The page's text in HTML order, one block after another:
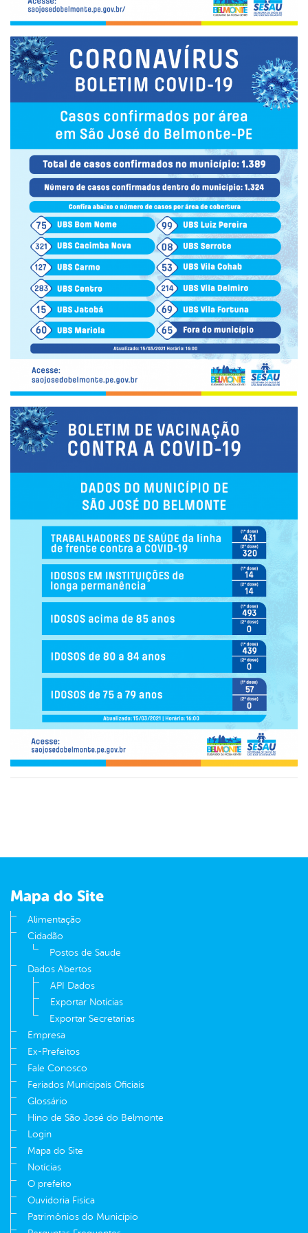
Mapa do Site
Alimentação
Cidadão
Postos de Saude
Dados Abertos
API Dados
Exportar Notícias
Exportar Secretarias
Empresa
Ex-Prefeitos
Fale Conosco
Feriados Municipais Oficiais
Glossário
Hino de São José do Belmonte
Login
Mapa do Site
Notícias
O prefeito
Ouvidoria Fisíca
Patrimônios do Município